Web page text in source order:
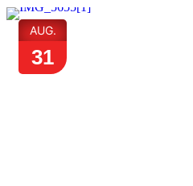
AUG.
31